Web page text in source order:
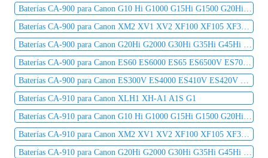
Baterías CA-900 para Canon G10 Hi G1000 G15Hi G1500 G20Hi G2000 G30Hi G35Hi G45Hi
Baterías CA-900 para Canon XM2 XV1 XV2 XF100 XF105 XF300 XF305 C2 DM-MV1 DM-MV10
Baterías CA-900 para Canon G20Hi G2000 G30Hi G35Hi G45Hi MV1 MV10 MV10i MV20 MV20i
Baterías CA-900 para Canon ES60 ES6000 ES65 ES6500V ES7000es ES7000V ES75 ES8000V
Baterías CA-900 para Canon ES300V ES4000 ES410V ES420V ES50 ES5000 ES520A ES55
Baterías CA-910 para Canon XLH1 XH-A1 A1S G1
Baterías CA-910 para Canon G10 Hi G1000 G15Hi G1500 G20Hi G2000 G30Hi G35Hi G45Hi
Baterías CA-910 para Canon XM2 XV1 XV2 XF100 XF105 XF300 XF305 C2 DM-MV1 DM-MV10
Baterías CA-910 para Canon G20Hi G2000 G30Hi G35Hi G45Hi MV1 MV10 MV10i MV20 MV20i